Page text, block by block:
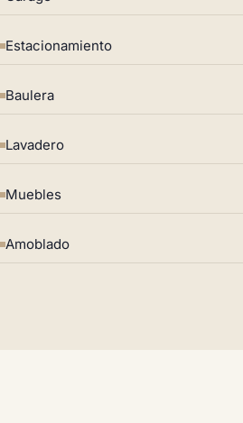
Estacionamiento
Baulera
Lavadero
Muebles
Amoblado